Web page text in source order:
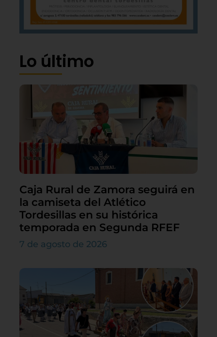
Lo último
Caja Rural de Zamora seguirá en
la camiseta del Atlético
Tordesillas en su histórica
temporada en Segunda RFEF
7 de agosto de 2026